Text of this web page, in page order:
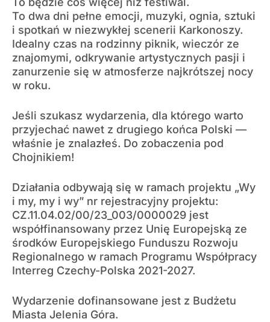
To dwa dni pełne emocji, muzyki, ognia, sztuki
i spotkań w niezwykłej scenerii Karkonoszy.
Idealny czas na rodzinny piknik, wieczór ze
znajomymi, odkrywanie artystycznych pasji i
zanurzenie się w atmosferze najkrótszej nocy
w roku.
Jeśli szukasz wydarzenia, dla którego warto
przyjechać nawet z drugiego końca Polski —
właśnie je znalazłeś. Do zobaczenia pod
Chojnikiem!
Działania odbywają się w ramach projektu „Wy
i my, my i wy” nr rejestracyjny projektu:
CZ.11.04.02/00/23_003/0000029 jest
współfinansowany przez Unię Europejską ze
środków Europejskiego Funduszu Rozwoju
Regionalnego w ramach Programu Współpracy
Interreg Czechy-Polska 2021-2027.
Wydarzenie dofinansowane jest z Budżetu
Miasta Jelenia Góra.